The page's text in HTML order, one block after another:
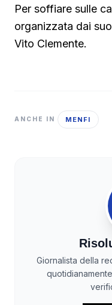
Per soffiare sulle
organizzata dai
Vito Clemente.
ANCHE IN MENFI
Giornalista della